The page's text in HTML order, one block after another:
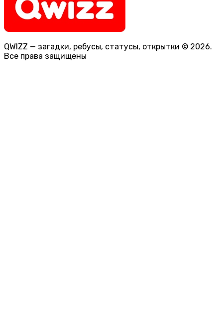
QWIZZ — загадки, ребусы, статусы, открытки © 2026.
Все права защищены